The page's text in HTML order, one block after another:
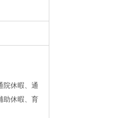
院休暇、通
助休暇、育